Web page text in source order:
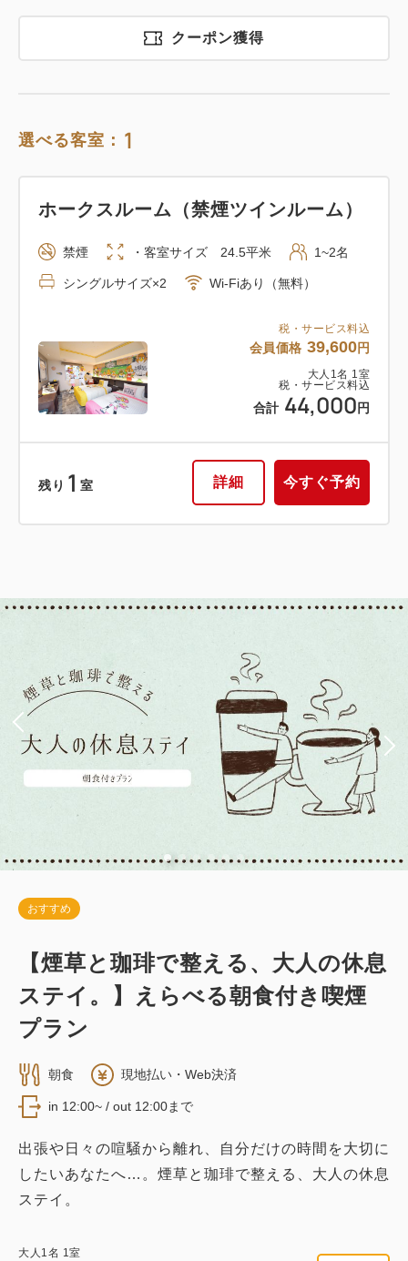
クーポン獲得
選べる客室： 1
税・サービス料込
会員価格 39,600円
大人 1名 1室
税・サービス料込
合計 44,000 円
ホークスルーム（禁煙ツインルーム）
禁煙 ・客室サイズ 24.5平米 1~2名
シングルサイズ×2 Wi-Fiあり（無料）
残り 1 室 詳細 今すぐ予約
おすすめ
【煙草と珈琲で整える、大人の休息
ステイ。】えらべる朝食付き喫煙
プラン
朝食 現地払い・Web決済
in 12:00~ / out 12:00まで
出張や日々の喧騒から離れ、自分だけの時間を大切に
したいあなたへ…。煙草と珈琲で整える、大人の休息
ステイ。
大人 1 名 1 室